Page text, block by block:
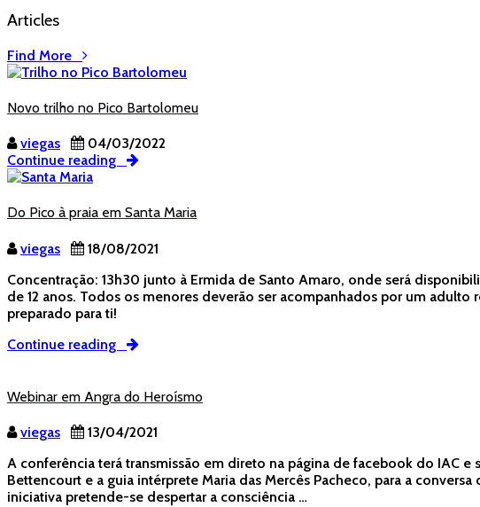
Articles
Find More
Novo trilho no Pico Bartolomeu
viegas
04/03/2022
Continue reading
Do Pico à praia em Santa Maria
viegas
18/08/2021
Concentração: 13h30 junto à Ermida de Santo Amaro, onde será
de 12 anos. Todos os menores deverão ser acompanhados por um
preparado para ti!
Continue reading
Webinar em Angra do Heroísmo
viegas
13/04/2021
A conferência terá transmissão em direto na página de facebook do IAC
Bettencourt e a guia intérprete Maria das Mercês Pacheco, para a
iniciativa pretende-se despertar a consciência …